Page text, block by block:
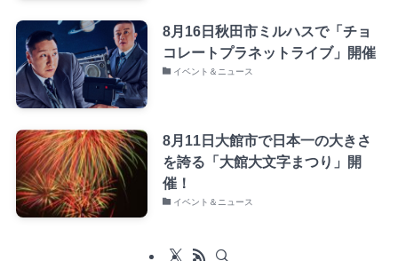
8月16日秋田市ミルハスで「チョ
コレートプラネットライブ」開催
イベント＆ニュース
8月11日大館市で日本一の大きさ
を誇る「大館大文字まつり」開
催！
イベント＆ニュース